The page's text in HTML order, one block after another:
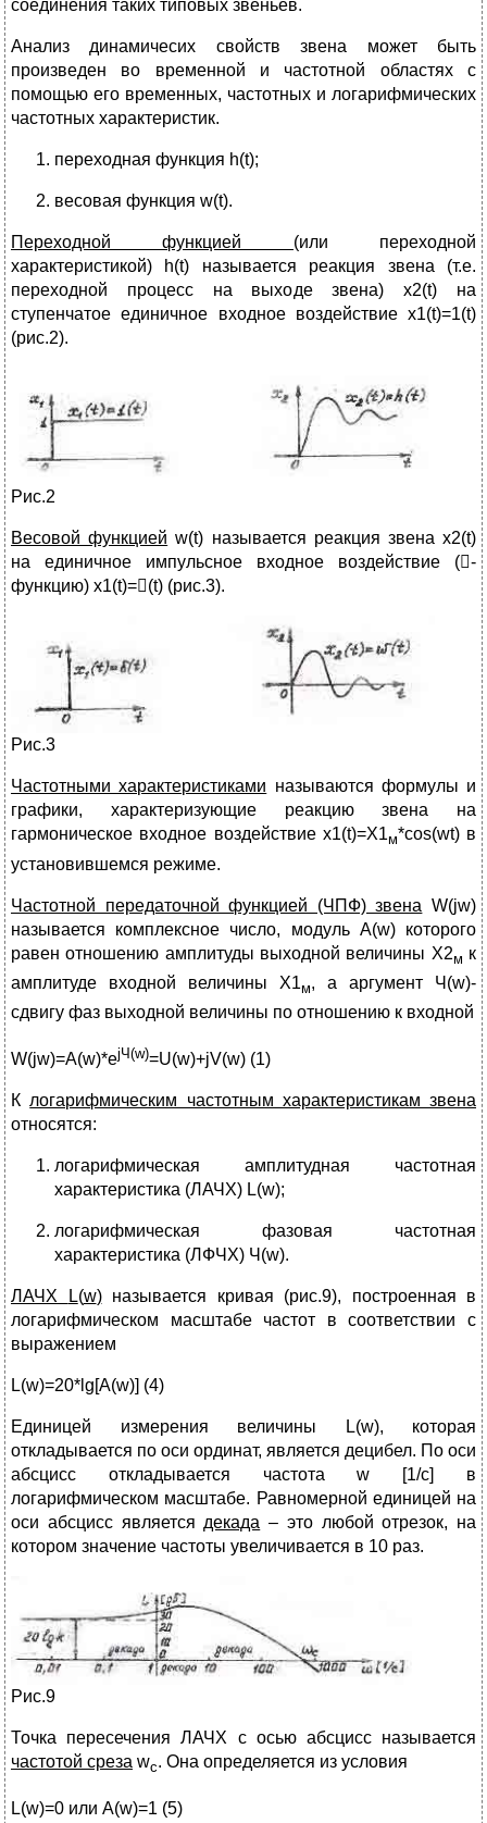
соединения таких типовых звеньев.
Анализ динамичесих свойств звена может быть
произведен во временной и частотной областях с
помощью его временных, частотных и логарифмических
частотных характеристик.
переходная функция h(t);
весовая функция w(t).
Переходной функцией (или переходной
характеристикой) h(t) называется реакция звена (т.е.
переходной процесс на выходе звена) х2(t) на
ступенчатое единичное входное воздействие х1(t)=1(t)
(рис.2).
Рис.2
Весовой функцией w(t) называется реакция звена х2(t)
на единичное импульсное входное воздействие (-
функцию) х1(t)=(t) (рис.3).
Рис.3
Частотными характеристиками называются формулы и
графики, характеризующие реакцию звена на
гармоническое входное воздействие х1(t)=Х1м*cos(wt) в
установившемся режиме.
Частотной передаточной функцией (ЧПФ) звена W(jw)
называется комплексное число, модуль А(w) которого
равен отношению амплитуды выходной величины Х2м к
амплитуде входной величины Х1м, а аргумент Ч(w)-
сдвигу фаз выходной величины по отношению к входной
W(jw)=A(w)*ejЧ(w)=U(w)+jV(w) (1)
К логарифмическим частотным характеристикам звена
относятся:
логарифмическая амплитудная частотная
характеристика (ЛАЧХ) L(w);
логарифмическая фазовая частотная
характеристика (ЛФЧХ) Ч(w).
ЛАЧХ L(w)называется кривая (рис.9), построенная в
логарифмическом масштабе частот в соответствии с
выражением
L(w)=20*lg[A(w)] (4)
Единицей измерения величины L(w), которая
откладывается по оси ординат, является децибел. По оси
абсцисс откладывается частота w [1/c] в
логарифмическом масштабе. Равномерной единицей на
оси абсцисс является декада – это любой отрезок, на
котором значение частоты увеличивается в 10 раз.
Рис.9
Точка пересечения ЛАЧХ с осью абсцисс называется
частотой среза wc. Она определяется из условия
L(w)=0 или A(w)=1 (5)